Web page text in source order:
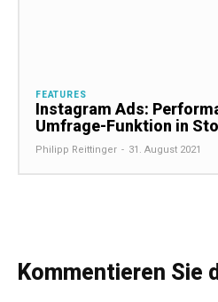
FEATURES
Instagram Ads:
Umfrage-Funktion in
Philipp Reittinger - 31. August 2021
Kommentieren Sie